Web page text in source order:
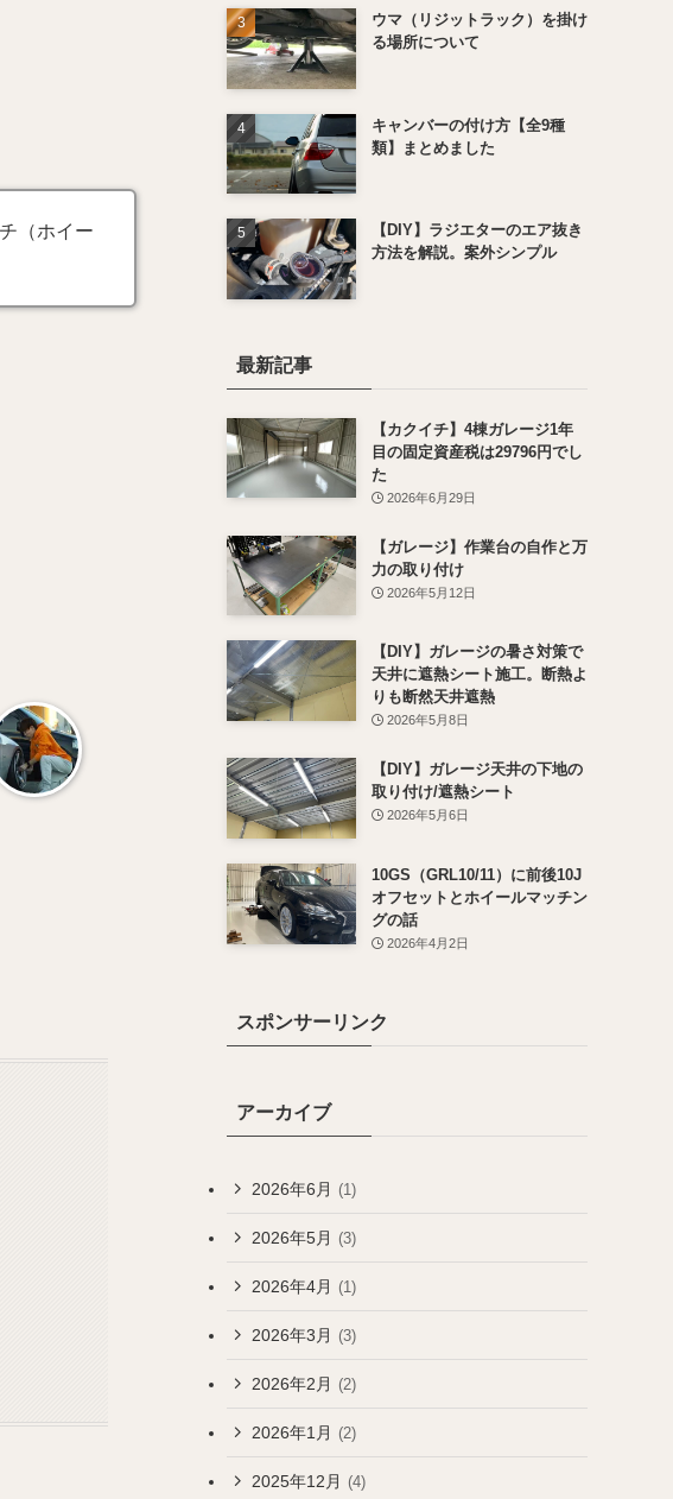
（ホイー
ウマ（リジットラック）を掛け
る場所について
キャンバーの付け方【全9種
類】まとめました
【DIY】ラジエターのエア抜き
方法を解説。案外シンプル
最新記事
【カクイチ】4棟ガレージ1年
目の固定資産税は29796円でし
た
2026年6月29日
【ガレージ】作業台の自作と万
力の取り付け
2026年5月12日
【DIY】ガレージの暑さ対策で
天井に遮熱シート施工。断熱よ
りも断然天井遮熱
2026年5月8日
【DIY】ガレージ天井の下地の
取り付け/遮熱シート
2026年5月6日
10GS（GRL10/11）に前後10J
オフセットとホイールマッチン
グの話
2026年4月2日
スポンサーリンク
アーカイブ
2026年6月 (1)
2026年5月 (3)
2026年4月 (1)
2026年3月 (3)
2026年2月 (2)
2026年1月 (2)
2025年12月 (4)